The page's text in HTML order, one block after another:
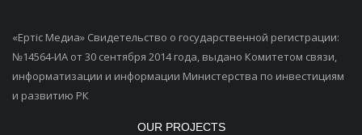
«Ертiс Медиа» Свидетельство о государственной регистрации:
№14564-ИА от 30 сентября 2014 года, выдано Комитетом связи,
информатизации и информации Министерства по инвестициям
и развитию РК
OUR PROJECTS